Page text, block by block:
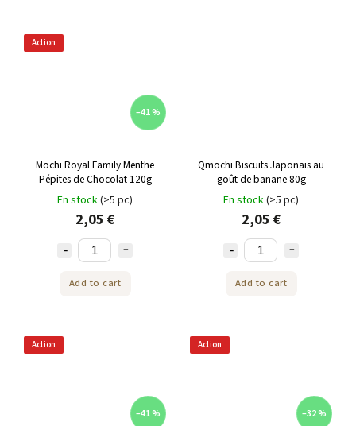
Action
–41 %
Mochi Royal Family Menthe
Pépites de Chocolat 120g
En stock(>5 pc)
2,05 €
Add to cart
Qmochi Biscuits Japonais au
goût de banane 80g
En stock(>5 pc)
2,05 €
Add to cart
Action
–41 %
Action
–32 %